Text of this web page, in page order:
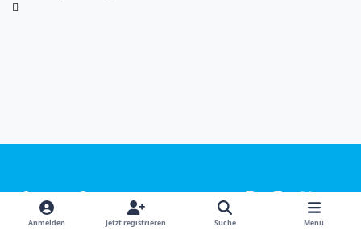
Light ModeDark ModeSystem Preference
f
i
x
y
o
Sprachen Design Datenschutzerklärung Kontakt
Anmelden Jetzt registrieren Suche Menu